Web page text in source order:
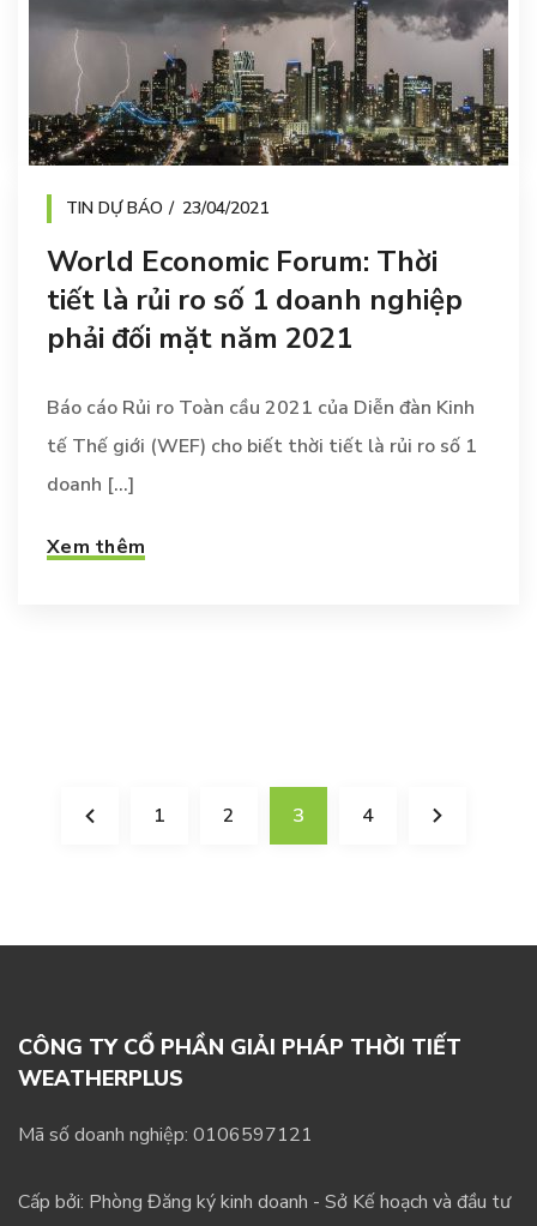
TIN DỰ BÁO 23/04/2021
World Economic Forum: Thời
tiết là rủi ro số 1 doanh nghiệp
phải đối mặt năm 2021
Báo cáo Rủi ro Toàn cầu 2021 của Diễn đàn Kinh
tế Thế giới (WEF) cho biết thời tiết là rủi ro số 1
doanh [...]
Xem thêm
1 2 3 4
CÔNG TY CỔ PHẦN GIẢI PHÁP THỜI TIẾT
WEATHERPLUS
Mã số doanh nghiệp: 0106597121
Cấp bởi: Phòng Đăng ký kinh doanh - Sở Kế hoạch và đầu tư